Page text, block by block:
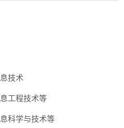
技术
工程技术等
科学与技术等